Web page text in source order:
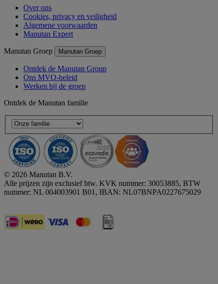
Over ons
Cookies, privacy en veiligheid
Algemene voorwaarden
Manutan Expert
Manutan Groep Manutan Groep
Ontdek de Manutan Group
Ons MVO-beleid
Werken bij de groep
Ontdek de Manutan familie
© 2026 Manutan B.V.
Alle prijzen zijn exclusief btw. KVK nummer: 30053885, BTW
nummer: NL 004003901 B01, IBAN: NL07BNPA0227675029